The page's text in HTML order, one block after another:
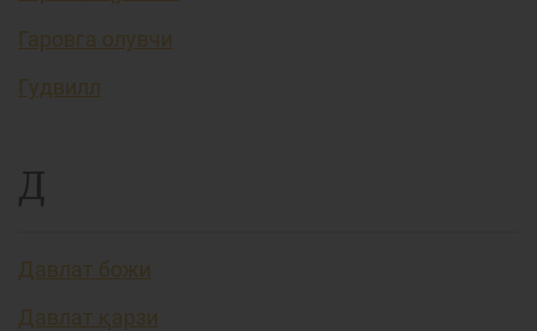
Гаровга олувчи
Гудвилл
Д
Давлат божи
Давлат қарзи